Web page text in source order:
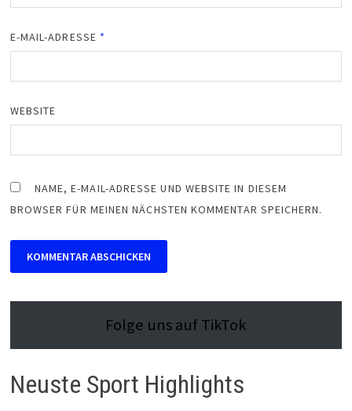
E-MAIL-ADRESSE *
WEBSITE
NAME, E-MAIL-ADRESSE UND WEBSITE IN DIESEM
BROWSER FÜR MEINEN NÄCHSTEN KOMMENTAR SPEICHERN.
Folge uns auf TikTok
Neuste Sport Highlights